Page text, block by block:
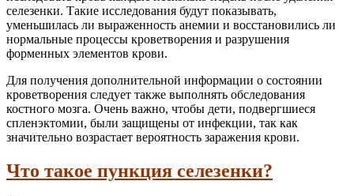
селезенки. Такие исследования будут показывать,
уменьшилась ли выраженность анемии и восстановились ли
нормальные процессы кроветворения и разрушения
форменных элементов крови.
Для получения дополнительной информации о состоянии
кроветворения следует также выполнять обследования
костного мозга. Очень важно, чтобы дети, подвергшиеся
спленэктомии, были защищены от инфекции, так как
значительно возрастает вероятность заражения крови.
Что такое пункция селезенки?